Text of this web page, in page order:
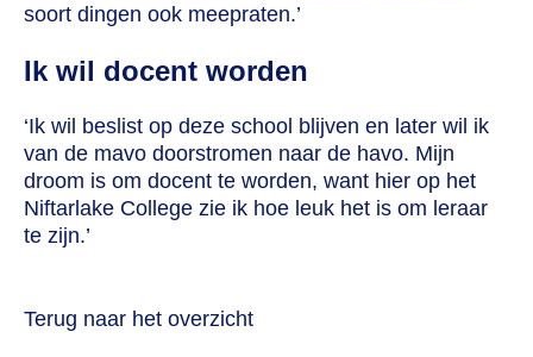
soort dingen ook meepraten.’
Ik wil docent worden
‘Ik wil beslist op deze school blijven en later wil ik
van de mavo doorstromen naar de havo. Mijn
droom is om docent te worden, want hier op het
Niftarlake College zie ik hoe leuk het is om leraar
te zijn.’
Terug naar het overzicht